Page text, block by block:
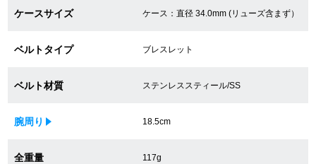
買取ご成約者様限定5万円クーポン
75%以上保証！中古商品高価買戻し
ケースサイズ ケース：直径 34.0mm (リューズ含まず）
ベルトタイプ ブレスレット
ベルト材質 ステンレススティール/SS
腕周り 18.5cm
全重量 117g